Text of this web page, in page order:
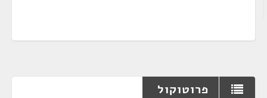
פרוטוקול